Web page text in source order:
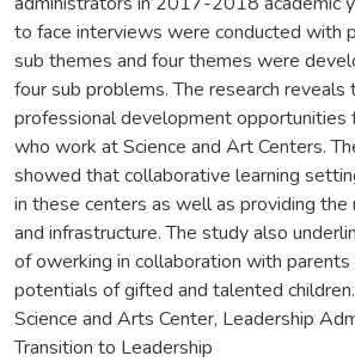
to face interviews were conducted with
sub themes and four themes were
four sub problems. The research reveals
professional development opportunities
who work at Science and Art Centers.
showed that collaborative learning
in these centers as well as providing the
and infrastructure. The study also
of owerking in collaboration with parents
potentials of gifted and talented
Science and Arts Center, Leadership
Transition to Leadership